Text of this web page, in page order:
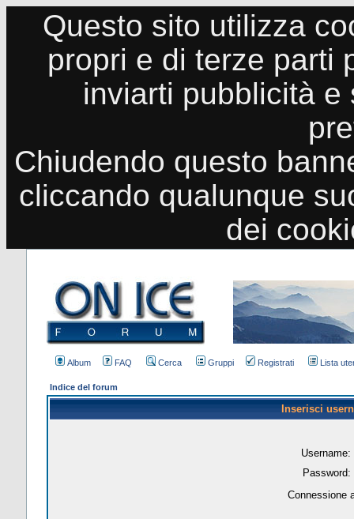
Questo sito utilizza
propri e di terze parti
inviarti pubblicità
Chiudendo questo
cliccando qualunque
dei
Album FAQ Cerca Gruppi Registrati Lista
Indice del forum
Inserisci
Username:
Password:
Connessione